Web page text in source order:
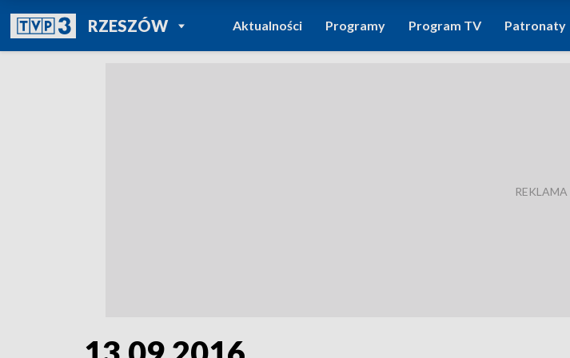
RZESZÓWPOWRÓT DO
TVP REGIONY
Aktualności Programy Program TV Patronaty